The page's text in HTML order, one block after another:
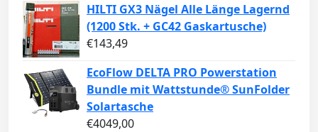
HILTI GX3 Nägel Alle Länge Lagernd
(1200 Stk. + GC42 Gaskartusche)
€143,49
EcoFlow DELTA PRO Powerstation
Bundle mit Wattstunde® SunFolder
Solartasche
€4049,00